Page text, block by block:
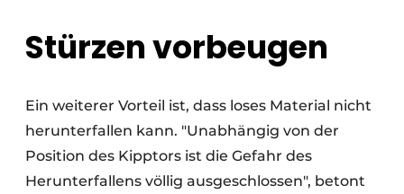
Stürzen vorbeugen
Ein weiterer Vorteil ist, dass loses Material nicht
herunterfallen kann. "Unabhängig von der
Position des Kipptors ist die Gefahr des
Herunterfallens völlig ausgeschlossen", betont